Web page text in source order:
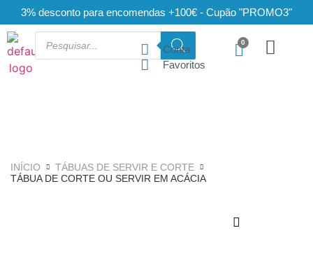
3% desconto para encomendas +100€ - Cupão "PROMO3"
Conta
Favoritos
INÍCIO
TÁBUAS DE SERVIR E CORTE
TÁBUA DE CORTE OU SERVIR EM ACÁCIA